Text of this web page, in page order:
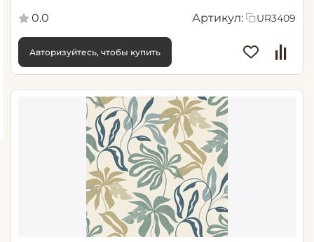
0.0 Артикул: UR3409
Авторизуйтесь, чтобы купить